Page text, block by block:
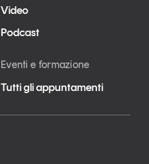
Video
Podcast
Eventi e formazione
Tutti gli appuntamenti